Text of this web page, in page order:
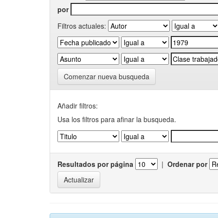
por
Filtros actuales:
Comenzar nueva busqueda
Añadir filtros:
Usa los filtros para afinar la busqueda.
Resultados por página | Ordenar por